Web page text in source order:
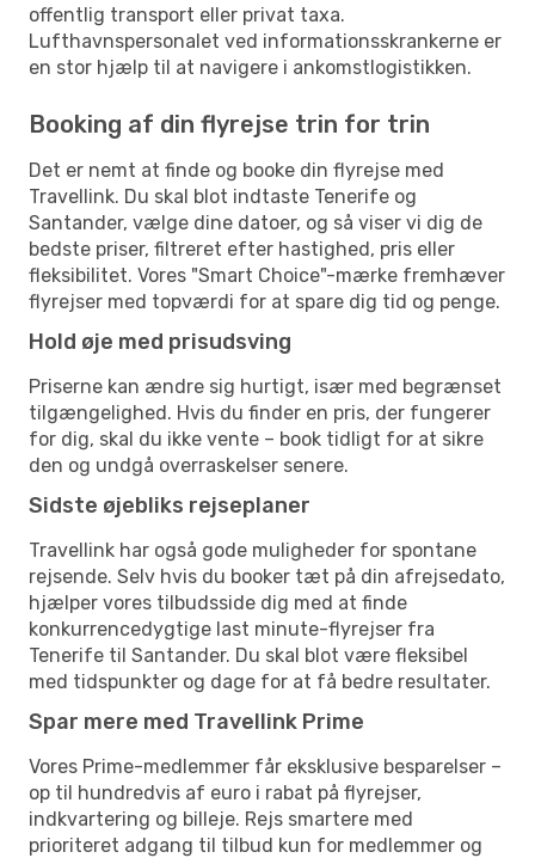
offentlig transport eller privat taxa.
Lufthavnspersonalet ved informationsskrankerne er
en stor hjælp til at navigere i ankomstlogistikken.
Booking af din flyrejse trin for trin
Det er nemt at finde og booke din flyrejse med
Travellink. Du skal blot indtaste Tenerife og
Santander, vælge dine datoer, og så viser vi dig de
bedste priser, filtreret efter hastighed, pris eller
fleksibilitet. Vores "Smart Choice"-mærke fremhæver
flyrejser med topværdi for at spare dig tid og penge.
Hold øje med prisudsving
Priserne kan ændre sig hurtigt, især med begrænset
tilgængelighed. Hvis du finder en pris, der fungerer
for dig, skal du ikke vente – book tidligt for at sikre
den og undgå overraskelser senere.
Sidste øjebliks rejseplaner
Travellink har også gode muligheder for spontane
rejsende. Selv hvis du booker tæt på din afrejsedato,
hjælper vores tilbudsside dig med at finde
konkurrencedygtige last minute-flyrejser fra
Tenerife til Santander. Du skal blot være fleksibel
med tidspunkter og dage for at få bedre resultater.
Spar mere med Travellink Prime
Vores Prime-medlemmer får eksklusive besparelser –
op til hundredvis af euro i rabat på flyrejser,
indkvartering og billeje. Rejs smartere med
prioriteret adgang til tilbud kun for medlemmer og